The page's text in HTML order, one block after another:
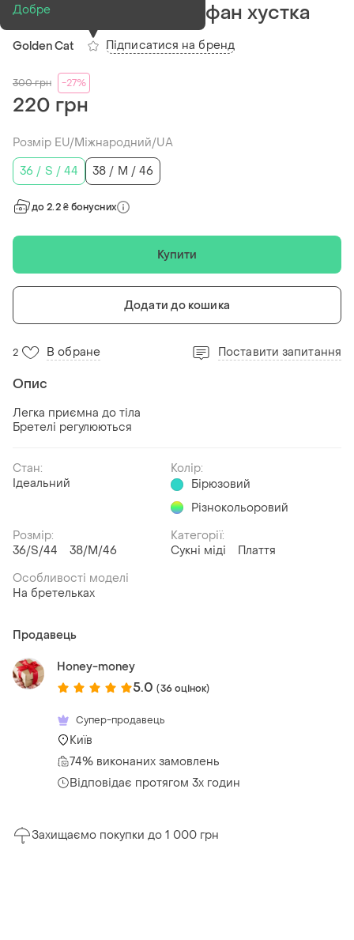
Сатінова сукня сарафан хустка
Golden Cat
Добре
Підписатися на бренд
300грн -27%
220 грн
Розмір EU/Міжнародний/UA
36 / S / 44
38 / M / 46
до 2.2 ₴ бонусних
Купити
Додати до кошика
2 В обране Поставити запитання
Опис
Легка приємна до тіла
Бретелі регулюються
Стан:
Ідеальний
Колір:
Бірюзовий
Різнокольоровий
Розмір:
36/S/44
38/M/46
Категорії:
Сукні міді
Плаття
Особливості моделі
На бретельках
Продавець
Honey-money
5.0 (36 оцінок)
Супер-продавець
Київ
74% виконаних замовлень
Відповідає протягом 3х годин
Захищаємо покупки до 1 000 грн